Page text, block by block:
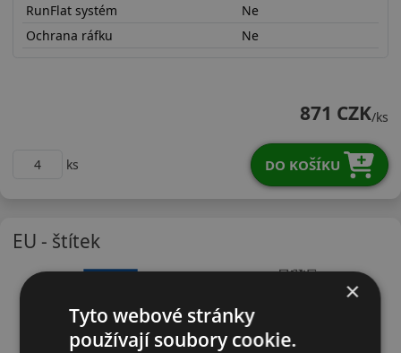
RunFlat systém
Ne
Ochrana ráfku
Ne
871 CZK/ks
ks DO KOŠÍKU
EU - štítek
×
Tyto webové stránky
používají soubory cookie.